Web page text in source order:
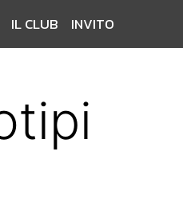
IL CLUB INVITO